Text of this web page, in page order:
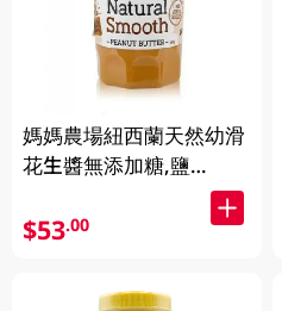
媽媽農場紐西蘭天然幼滑
花生醬無添加糖,鹽
$53.00